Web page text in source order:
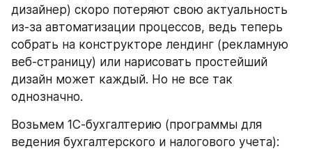
дизайнер) скоро потеряют свою актуальность
из-за автоматизации процессов, ведь теперь
собрать на конструкторе лендинг (рекламную
веб-страницу) или нарисовать простейший
дизайн может каждый. Но не все так
однозначно.
Возьмем 1С-бухгалтерию (программы для
ведения бухгалтерского и налогового учета):